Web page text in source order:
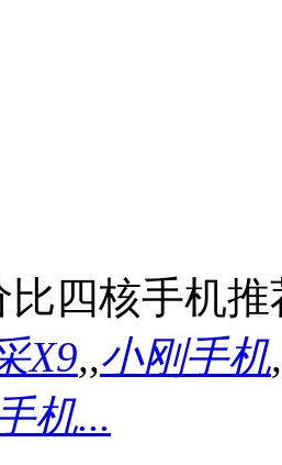
比四核手机推
X9,,小刚手机,
机...